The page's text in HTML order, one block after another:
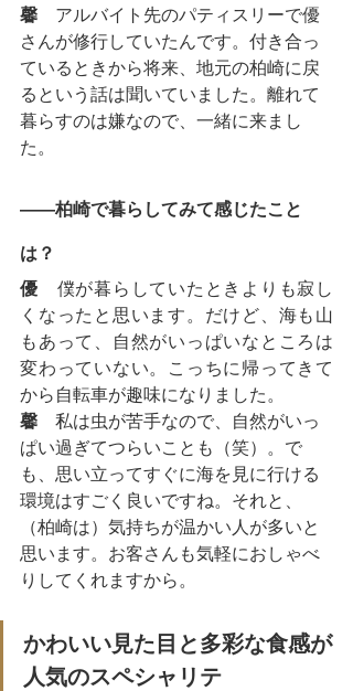
馨 アルバイト先のパティスリーで優
さんが修行していたんです。付き合っ
ているときから将来、地元の柏崎に戻
るという話は聞いていました。離れて
暮らすのは嫌なので、一緒に来まし
た。
――柏崎で暮らしてみて感じたこと
は？
優 僕が暮らしていたときよりも寂し
くなったと思います。だけど、海も山
もあって、自然がいっぱいなところは
変わっていない。こっちに帰ってきて
から自転車が趣味になりました。
馨 私は虫が苦手なので、自然がいっ
ぱい過ぎてつらいことも（笑）。で
も、思い立ってすぐに海を見に行ける
環境はすごく良いですね。それと、
（柏崎は）気持ちが温かい人が多いと
思います。お客さんも気軽におしゃべ
りしてくれますから。
かわいい見た目と多彩な食感が
人気のスペシャリテ